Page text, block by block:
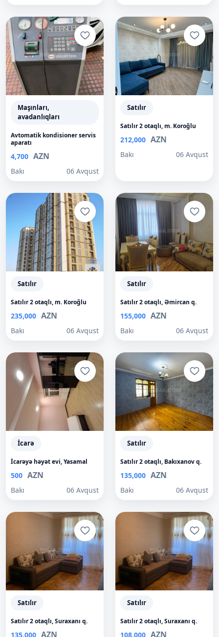
Maşınları,
avadanlıqları
Avtomatik kondisioner servis
aparatı
4,700 AZN
Bakı 06 Avqust
Satılır
Satılır 2 otaqlı, m. Koroğlu
212,000 AZN
Bakı 06 Avqust
Satılır
Satılır 2 otaqlı, m. Koroğlu
235,000 AZN
Bakı 06 Avqust
Satılır
Satılır 2 otaqlı, Əmircan q.
155,000 AZN
Bakı 06 Avqust
İcarə
İcarəyə həyət evi, Yasamal
500 AZN
Bakı 06 Avqust
Satılır
Satılır 2 otaqlı, Bakıxanov q.
135,000 AZN
Bakı 06 Avqust
Satılır
Satılır 2 otaqlı, Suraxanı q.
135,000 AZN
Satılır
Satılır 2 otaqlı, Suraxanı q.
108,000 AZN